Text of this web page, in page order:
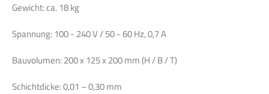
Gewicht: ca. 18 kg
Spannung: 100 - 240 V / 50 - 60 Hz, 0,7 A
Bauvolumen: 200 x 125 x 200 mm (H / B / T)
Schichtdicke: 0,01 – 0,30 mm